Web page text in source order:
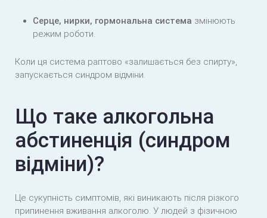
Серце, нирки, гормональна система змінюють
режим роботи.
Коли ця система раптово «залишається без спирту»,
запускається синдром відміни.
Що таке алкогольна
абстиненція (синдром
відміни)?
Це сукупність симптомів, які виникають після різкого
припинення вживання алкоголю. У людей з фізичною